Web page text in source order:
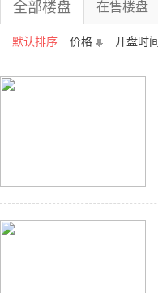
全部楼盘 在售楼盘
默认排序 价格 开盘时间